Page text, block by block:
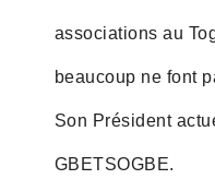
associations au
beaucoup ne font
Son Président
GBETSOGBE.